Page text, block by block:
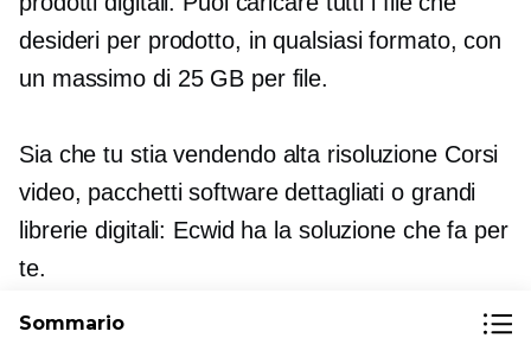
desideri per prodotto, in qualsiasi formato, con
un massimo di 25 GB per file.
Sia che tu stia vendendo alta risoluzioneCorsi
video, pacchetti software dettagliati o grandi
librerie digitali: Ecwid ha la soluzione che fa per
te.
Sommario